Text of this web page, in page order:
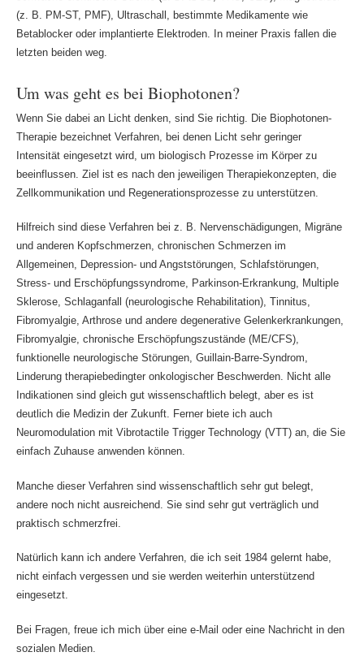
(z. B. PM-ST, PMF), Ultraschall, bestimmte Medikamente wie
Betablocker oder implantierte Elektroden. In meiner Praxis fallen die
letzten beiden weg.
Um was geht es bei Biophotonen?
Wenn Sie dabei an Licht denken, sind Sie richtig. Die Biophotonen-
Therapie bezeichnet Verfahren, bei denen Licht sehr geringer
Intensität eingesetzt wird, um biologisch Prozesse im Körper zu
beeinflussen. Ziel ist es nach den jeweiligen Therapiekonzepten, die
Zellkommunikation und Regenerationsprozesse zu unterstützen.
Hilfreich sind diese Verfahren bei z. B. Nervenschädigungen, Migräne
und anderen Kopfschmerzen, chronischen Schmerzen im
Allgemeinen, Depression- und Angststörungen, Schlafstörungen,
Stress- und Erschöpfungssyndrome, Parkinson-Erkrankung, Multiple
Sklerose, Schlaganfall (neurologische Rehabilitation), Tinnitus,
Fibromyalgie, Arthrose und andere degenerative Gelenkerkrankungen,
Fibromyalgie, chronische Erschöpfungszustände (ME/CFS),
funktionelle neurologische Störungen, Guillain-Barre-Syndrom,
Linderung therapiebedingter onkologischer Beschwerden. Nicht alle
Indikationen sind gleich gut wissenschaftlich belegt, aber es ist
deutlich die Medizin der Zukunft. Ferner biete ich auch
Neuromodulation mit Vibrotactile Trigger Technology (VTT) an, die Sie
einfach Zuhause anwenden können.
Manche dieser Verfahren sind wissenschaftlich sehr gut belegt,
andere noch nicht ausreichend. Sie sind sehr gut verträglich und
praktisch schmerzfrei.
Natürlich kann ich andere Verfahren, die ich seit 1984 gelernt habe,
nicht einfach vergessen und sie werden weiterhin unterstützend
eingesetzt.
Bei Fragen, freue ich mich über eine e-Mail oder eine Nachricht in den
sozialen Medien.